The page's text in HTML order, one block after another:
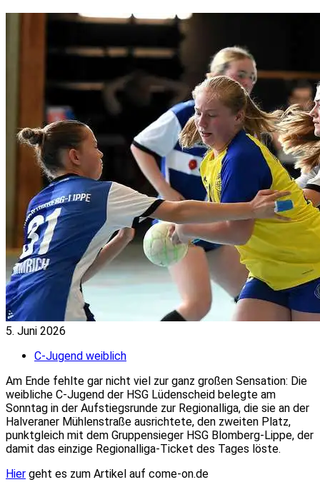
5. Juni 2026
C-Jugend weiblich
Am Ende fehlte gar nicht viel zur ganz großen Sensation: Die
weibliche C-Jugend der HSG Lüdenscheid belegte am
Sonntag in der Aufstiegsrunde zur Regionalliga, die sie an der
Halveraner Mühlenstraße ausrichtete, den zweiten Platz,
punktgleich mit dem Gruppensieger HSG Blomberg-Lippe, der
damit das einzige Regionalliga-Ticket des Tages löste.
Hier geht es zum Artikel auf come-on.de